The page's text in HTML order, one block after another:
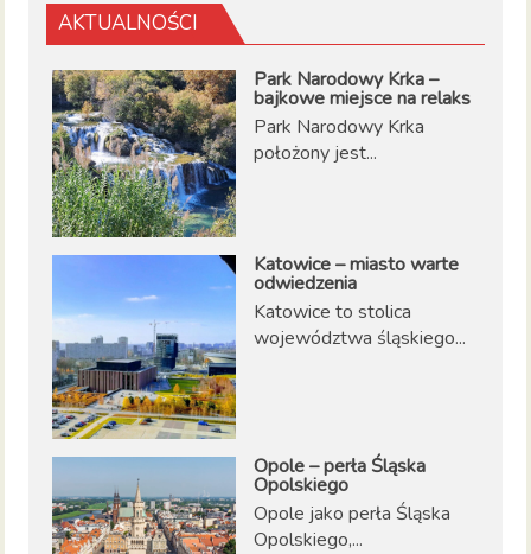
AKTUALNOŚCI
Park Narodowy Krka –
bajkowe miejsce na relaks
Park Narodowy Krka
położony jest...
Katowice – miasto warte
odwiedzenia
Katowice to stolica
województwa śląskiego...
Opole – perła Śląska
Opolskiego
Opole jako perła Śląska
Opolskiego,...